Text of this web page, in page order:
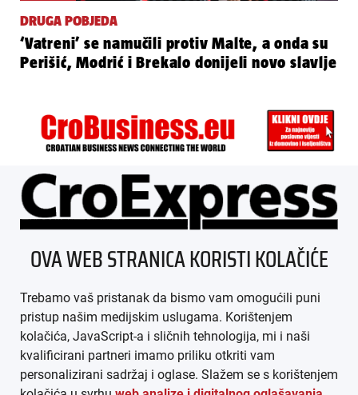
DRUGA POBJEDA
‘Vatreni’ se namučili protiv Malte, a onda su
Perišić, Modrić i Brekalo donijeli novo slavlje
ÜBER UNS
IMPRESSUM
AGB
DATENSCHUTZ
MEDIADATEN
OVA WEB STRANICA KORISTI KOLAČIĆE
Trebamo vaš pristanak da bismo vam omogućili puni
pristup našim medijskim uslugama. Korištenjem
kolačića, JavaScript-a i sličnih tehnologija, mi i naši
kvalificirani partneri imamo priliku otkriti vam
personalizirani sadržaj i oglase. Slažem se s korištenjem